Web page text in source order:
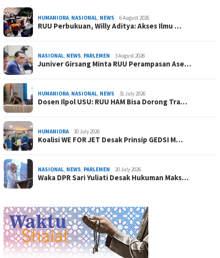
HUMANIORA, NASIONAL, NEWS 6 August 2026
RUU Perbukuan, Willy Aditya: Akses Ilmu …
NASIONAL, NEWS, PARLEMEN 3 August 2026
Juniver Girsang Minta RUU Perampasan Ase…
HUMANIORA, NASIONAL, NEWS 31 July 2026
Dosen Ilpol USU: RUU HAM Bisa Dorong Tra…
HUMANIORA 30 July 2026
Koalisi WE FOR JET Desak Prinsip GEDSI M…
NASIONAL, NEWS, PARLEMEN 20 July 2026
Waka DPR Sari Yuliati Desak Hukuman Maks…